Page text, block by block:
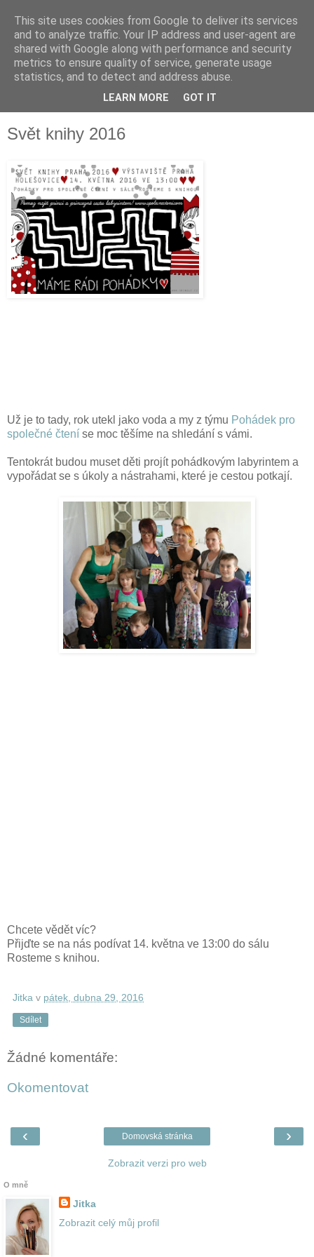
Svět knihy 2016
Už je to tady, rok utekl jako voda a my z týmu Pohádek pro
společné čtení se moc těšíme na shledání s vámi.
Tentokrát budou muset děti projít pohádkovým labyrintem a
vypořádat se s úkoly a nástrahami, které je cestou potkají.
Chcete vědět víc?
Přijďte se na nás podívat 14. května ve 13:00 do sálu
Rosteme s knihou.
Jitka v pátek, dubna 29, 2016
Sdílet
Žádné komentáře:
Okomentovat
‹ ›
Domovská stránka
Zobrazit verzi pro web
O mně
Jitka
Zobrazit celý můj profil
This site uses cookies from Google to deliver its services
and to analyze traffic. Your IP address and user-agent are
shared with Google along with performance and security
metrics to ensure quality of service, generate usage
statistics, and to detect and address abuse.
LEARN MORE GOT IT